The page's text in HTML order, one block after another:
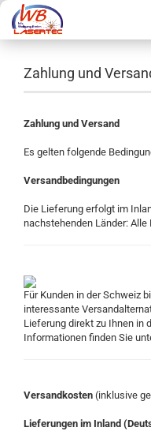
Zahlung und
Zahlung und Versand
Es gelten folgende
Versandbedingungen
Die Lieferung erfolgt im
nachstehenden Länder: Alle
Für Kunden in der Schweiz
interessante
Lieferung direkt zu Ihnen in
Informationen finden Sie
Versandkosten (inklusive
Lieferungen im Inland